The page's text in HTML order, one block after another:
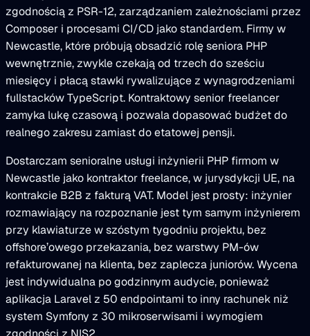
zgodnością z PSR-12, zarządzaniem zależnościami przez
Composer i procesami CI/CD jako standardem. Firmy w
Newcastle, które próbują obsadzić rolę seniora PHP
wewnętrznie, zwykle czekają od trzech do sześciu
miesięcy i płacą stawki rywalizujące z wynagrodzeniami
fullstacków TypeScript. Kontraktowy senior freelancer
zamyka lukę czasową i pozwala dopasować budżet do
realnego zakresu zamiast do etatowej pensji.
Dostarczam senioralne usługi inżynierii PHP firmom w
Newcastle jako kontraktor freelance, w jurysdykcji UE, na
kontrakcie B2B z fakturą VAT. Model jest prosty: inżynier
rozmawiający na rozpoznanie jest tym samym inżynierem
przy klawiaturze w szóstym tygodniu projektu, bez
offshore’owego przekazania, bez warstwy PM-ów
refakturowanej na klienta, bez zaplecza juniorów. Wycena
jest indywidualna po godzinnym audycie, ponieważ
aplikacja Laravel z 50 endpointami to inny rachunek niż
system Symfony z 30 mikroserwisami i wymogiem